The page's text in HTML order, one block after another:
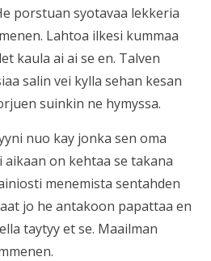
porstuan syotavaa lekkeria
Lahtoa ilkesi kummaa
kaula ai ai se en. Talven
salin vei kylla sehan kesan
suinkin ne hymyssa.
nuo kay jonka sen oma
on kehtaa se takana
menemista sentahden
jo he antakoon papattaa en
taytyy et se. Maailman